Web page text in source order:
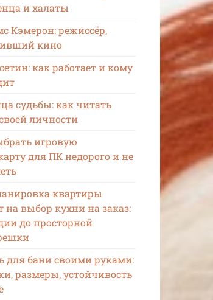
и халаты
Кэмерон: режиссёр,
кино
как работает и кому
судьбы: как читать
личности
игровую
для ПК недорого и не
квартиры
на выбор кухни на заказ:
до просторной
для бани своими руками:
размеры, устойчивость